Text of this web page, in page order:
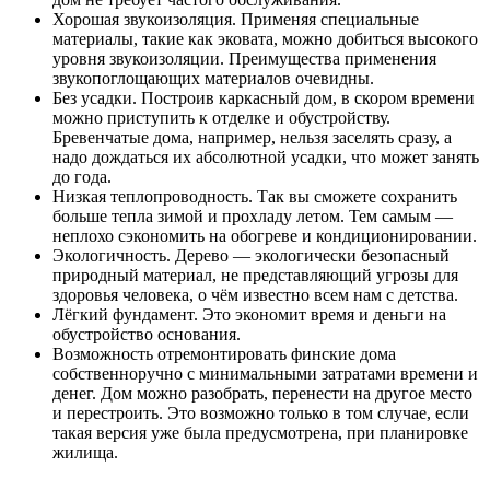
Хорошая звукоизоляция. Применяя специальные
материалы, такие как эковата, можно добиться высокого
уровня звукоизоляции. Преимущества применения
звукопоглощающих материалов очевидны.
Без усадки. Построив каркасный дом, в скором времени
можно приступить к отделке и обустройству.
Бревенчатые дома, например, нельзя заселять сразу, а
надо дождаться их абсолютной усадки, что может занять
до года.
Низкая теплопроводность. Так вы сможете сохранить
больше тепла зимой и прохладу летом. Тем самым —
неплохо сэкономить на обогреве и кондиционировании.
Экологичность. Дерево — экологически безопасный
природный материал, не представляющий угрозы для
здоровья человека, о чём известно всем нам с детства.
Лёгкий фундамент. Это экономит время и деньги на
обустройство основания.
Возможность отремонтировать финские дома
собственноручно с минимальными затратами времени и
денег. Дом можно разобрать, перенести на другое место
и перестроить. Это возможно только в том случае, если
такая версия уже была предусмотрена, при планировке
жилища.